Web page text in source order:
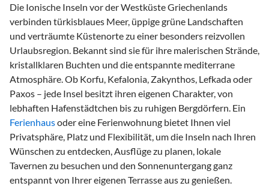
Die Ionische Inseln vor der Westküste Griechenlands
verbinden türkisblaues Meer, üppige grüne Landschaften
und verträumte Küstenorte zu einer besonders reizvollen
Urlaubsregion. Bekannt sind sie für ihre malerischen Strände,
kristallklaren Buchten und die entspannte mediterrane
Atmosphäre. Ob Korfu, Kefalonia, Zakynthos, Lefkada oder
Paxos – jede Insel besitzt ihren eigenen Charakter, von
lebhaften Hafenstädtchen bis zu ruhigen Bergdörfern. Ein
Ferienhausoder eine Ferienwohnung bietet Ihnen viel
Privatsphäre, Platz und Flexibilität, um die Inseln nach Ihren
Wünschen zu entdecken, Ausflüge zu planen, lokale
Tavernen zu besuchen und den Sonnenuntergang ganz
entspannt von Ihrer eigenen Terrasse aus zu genießen.